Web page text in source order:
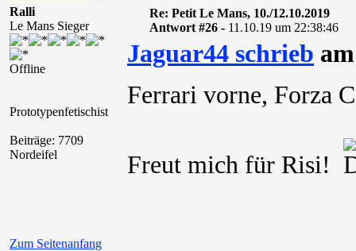
Ralli
Le Mans Sieger
Offline
Prototypenfetischist
Beiträge: 7709
Nordeifel
Re: Petit Le Mans, 10./12.10.2019
Antwort #26 - 11.10.19 um 22:38:46
Jaguar44 schrieb
Ferrari vorne, Forza
Freut mich für Risi!
Zum Seitenanfang